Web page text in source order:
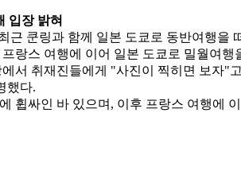
입장 밝혀
근 쿤링과 함께 일본 도쿄로 동반여행을
랑스 여행에 이어 일본 도쿄로 밀월여행
서 취재진들에게 "사진이 찍히면 보자"
했다.
휩싸인 바 있으며, 이후 프랑스 여행에